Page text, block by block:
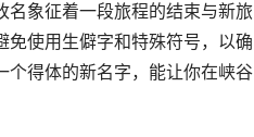
名象征着一段旅程的结束与新旅
使用生僻字和特殊符号，以确
个得体的新名字，能让你在峡谷